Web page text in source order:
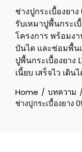
ช่างปูกระเบื้องยา
รับเหมาปูพื้นกระเ
โครงการ พร้อมง
บันได และซ่อมพื้น
ปูพื้นกระเบื้องยาง
เนี้ยบ เสร็จไว เดินไ
Home บทความ
ช่างปูกระเบื้องยาง